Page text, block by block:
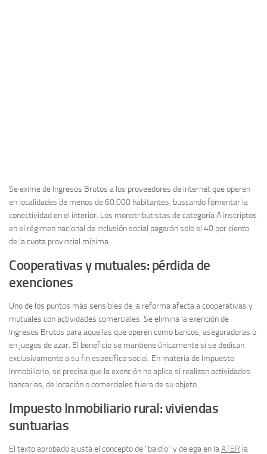
Se exime de Ingresos Brutos a los proveedores de internet que operen
en localidades de menos de 60.000 habitantes, buscando fomentar la
conectividad en el interior. Los monotributistas de categoría A inscriptos
en el régimen nacional de inclusión social pagarán solo el 40 por ciento
de la cuota provincial mínima.
Cooperativas y mutuales: pérdida de
exenciones
Uno de los puntos más sensibles de la reforma afecta a cooperativas y
mutuales con actividades comerciales. Se elimina la exención de
Ingresos Brutos para aquellas que operen como bancos, aseguradoras o
en juegos de azar. El beneficio se mantiene únicamente si se dedican
exclusivamente a su fin específico social. En materia de Impuesto
Inmobiliario, se precisa que la exención no aplica si realizan actividades
bancarias, de locación o comerciales fuera de su objeto.
Impuesto Inmobiliario rural: viviendas
suntuarias
El texto aprobado ajusta el concepto de “baldío” y delega en laATER la